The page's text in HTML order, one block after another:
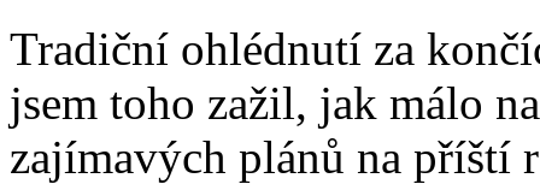
Tradiční ohlédnutí za
jsem toho zažil, jak málo
zajímavých plánů na příští